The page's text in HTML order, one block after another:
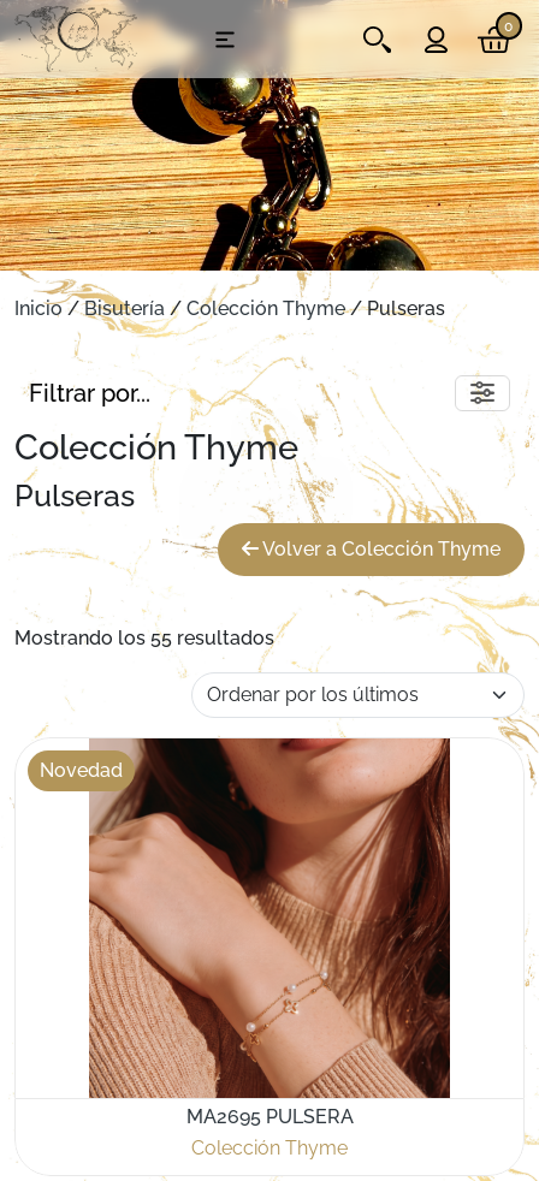
0
Inicio/Bisutería / Colección Thyme/ Pulseras
Filtrar por...
Colección Thyme
Pulseras
Volver a Colección Thyme
Mostrando los 55 resultadosOrdenado por los últimos
Novedad
MA2695 PULSERA
Colección Thyme